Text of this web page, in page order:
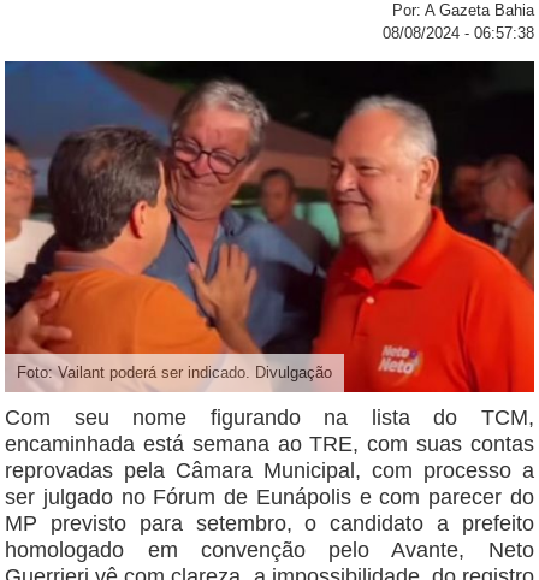
Por: A Gazeta Bahia
08/08/2024 - 06:57:38
Foto: Vailant poderá ser indicado. Divulgação
Com seu nome figurando na lista do TCM,
encaminhada está semana ao TRE, com suas contas
reprovadas pela Câmara Municipal, com processo a
ser julgado no Fórum de Eunápolis e com parecer do
MP previsto para setembro, o candidato a prefeito
homologado em convenção pelo Avante, Neto